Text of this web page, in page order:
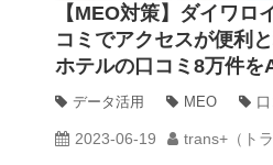
【MEO対策】ダイワロ
コミでアクセスが便利
ホテルの口コミ8万件を
データ活用 MEO
2023-06-19 trans+（ト